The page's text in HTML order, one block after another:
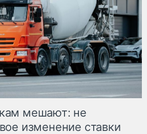
мешают: не
изменение ставки